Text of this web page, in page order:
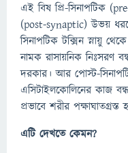
এই বিষ প্রি-সিনাপটিক
(post-synaptic) উভয়
সিনাপটিক টক্সিন স্নায়ু
নামক রাসায়নিক নিঃসরণ
দরকার। আর পোস্ট-
এসিটাইলকোলিনের কাজ
প্রভাবে শরীর
এটি দেখতে কেমন?